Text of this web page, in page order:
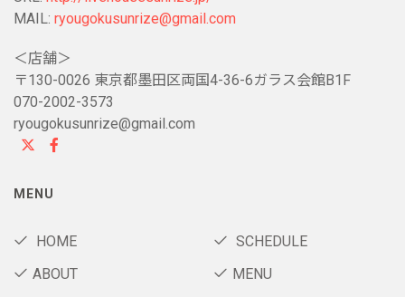
MAIL: ryougokusunrize@gmail.com
＜店舗＞
〒130-0026 東京都墨田区両国4-36-6ガラス会館B1F
070-2002-3573
ryougokusunrize@gmail.com
MENU
HOME
SCHEDULE
ABOUT
MENU